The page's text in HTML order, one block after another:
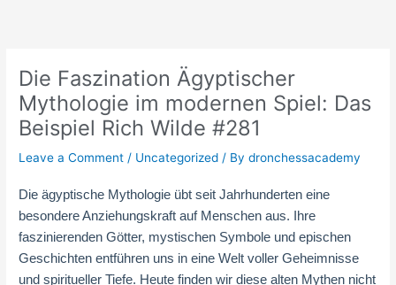
Die Faszination Ägyptischer
Mythologie im modernen Spiel: Das
Beispiel Rich Wilde #281
Leave a Comment / Uncategorized / Bydronchessacademy
Die ägyptische Mythologie übt seit Jahrhunderten eine
besondere Anziehungskraft auf Menschen aus. Ihre
faszinierenden Götter, mystischen Symbole und epischen
Geschichten entführen uns in eine Welt voller Geheimnisse
und spiritueller Tiefe. Heute finden wir diese alten Mythen nicht